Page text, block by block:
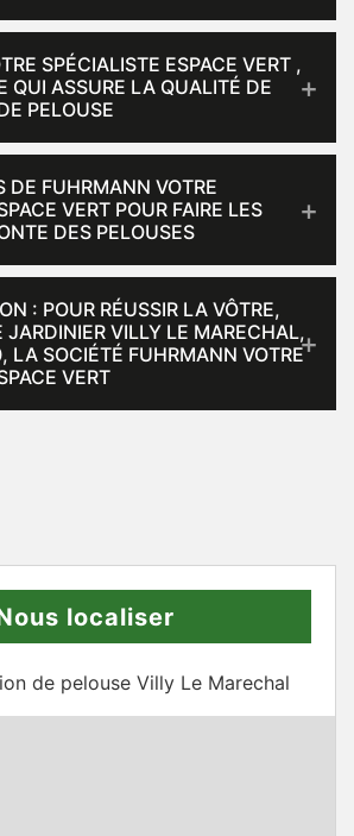
SPÉCIALISTE ESPACE VERT ,
QUI ASSURE LA QUALITÉ DE
PELOUSE
DE FUHRMANN VOTRE
VERT POUR FAIRE LES
DES PELOUSES
: POUR RÉUSSIR LA VÔTRE,
JARDINIER VILLY LE MARECHAL,
LA SOCIÉTÉ FUHRMANN VOTRE
VERT
localiser
de pelouse Villy Le Marechal